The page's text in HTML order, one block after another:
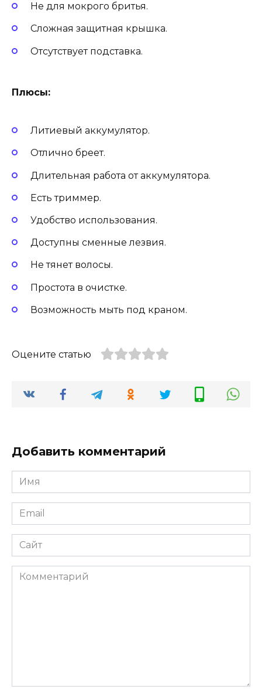
Не для мокрого бритья.
Сложная защитная крышка.
Отсутствует подставка.
Плюсы:
Литиевый аккумулятор.
Отлично бреет.
Длительная работа от аккумулятора.
Есть триммер.
Удобство использования.
Доступны сменные лезвия.
Не тянет волосы.
Простота в очистке.
Возможность мыть под краном.
Оцените статью
Добавить комментарий
Имя
Email
Сайт
Комментарий